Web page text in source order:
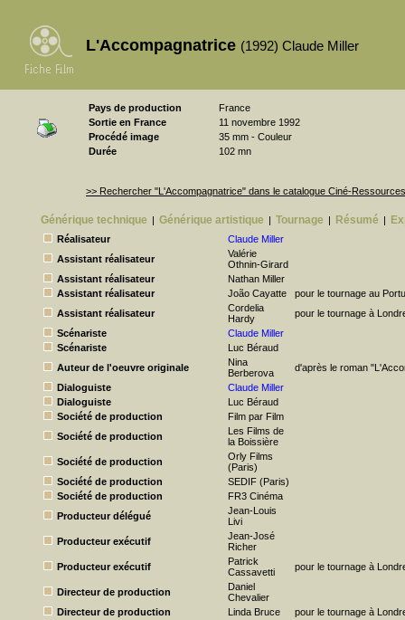
L'Accompagnatrice (1992) Claude Miller
Pays de production
France
Sortie en France
11 novembre 1992
Procédé image
35 mm - Couleur
Durée
102 mn
>> Rechercher "L'Accompagnatrice" dans le catalogue Ciné-Ressources
Générique technique | Générique artistique | Tournage | Résumé |
Réalisateur
Claude Miller
Assistant réalisateur
Valérie
Othnin-Girard
Assistant réalisateur
Nathan Miller
Assistant réalisateur
João Cayatte
pour le tournage au
Assistant réalisateur
Cordelia
Hardy
pour le tournage à
Scénariste
Claude Miller
Scénariste
Luc Béraud
Auteur de l'oeuvre originale
Nina
Berberova
d'après le roman
Dialoguiste
Claude Miller
Dialoguiste
Luc Béraud
Société de production
Film par Film
Société de production
Les Films de
la Boissière
Société de production
Orly Films
(Paris)
Société de production
SEDIF (Paris)
Société de production
FR3 Cinéma
Producteur délégué
Jean-Louis
Livi
Producteur exécutif
Jean-José
Richer
Producteur exécutif
Patrick
Cassavetti
pour le tournage à
Directeur de production
Daniel
Chevalier
Directeur de production
Linda Bruce
pour le tournage à